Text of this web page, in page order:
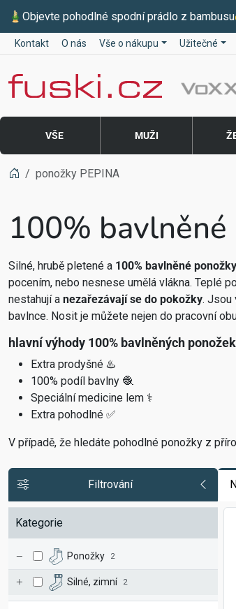
🎍 Objevte pohodlné spodní prádlo z bambusu
Kontakt O nás Vše o nákupu Užitečné
Fuski BOMA
VŠE MUŽI
ponožky PEPINA
100%
Silné, hrubě pletené a 100% bavlněné
pocením, nebo nesnese umělá vlákna. Teplé
nestahují a nezařezávají se do pokožky. Jsou
bavlnce. Nosit je můžete nejen do pracovní
hlavní výhody 100% bavlněných
Extra prodyšné ♨️
100% podíl bavlny 🧶
Speciální medicine lem ⚕️
Extra pohodlné ✅
V případě, že hledáte pohodlné ponožky z
Filtrování
Kategorie
Ponožky 2
Silné, zimní 2